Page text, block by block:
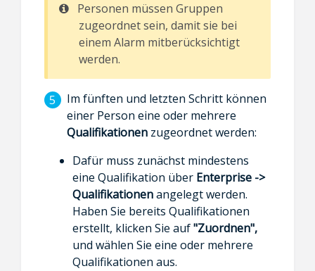
Personen müssen Gruppen
zugeordnet sein, damit sie bei
einem Alarm mitberücksichtigt
werden.
Im fünften und letzten Schritt können
einer Person eine oder mehrere
Qualifikationenzugeordnet werden:
Dafür muss zunächst mindestens
eine Qualifikation über Enterprise ->
Qualifikationenangelegt werden.
Haben Sie bereits Qualifikationen
erstellt, klicken Sie auf"Zuordnen",
und wählen Sie eine oder mehrere
Qualifikationen aus.